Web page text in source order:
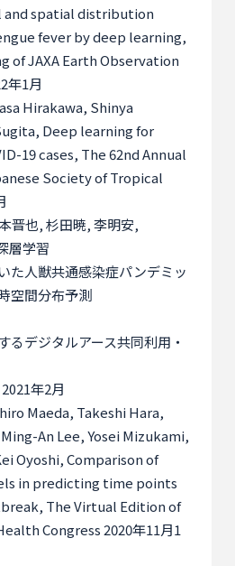
spatial distribution
fever by deep learning,
of JAXA Earth Observation
年1月
Hirakawa, Shinya
Deep learning for
19 cases, The 62nd Annual
Society of Tropical
晋也,杉田暁,李明安,
層学習
た人獣共通感染症パンデミッ
空間分布予測
るデジタルアース共同利用・
2021年2月
Maeda, Takeshi Hara,
An Lee, Yosei Mizukami,
Oyoshi, Comparison of
in predicting time points
The Virtual Edition of
Congress 2020年11月1